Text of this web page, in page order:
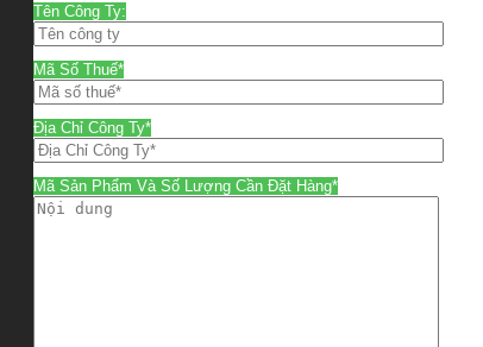
Tên Công Ty:
Mã Số Thuế*
Địa Chỉ Công Ty*
Mã Sản Phẩm Và Số Lượng Cần Đặt Hàng*